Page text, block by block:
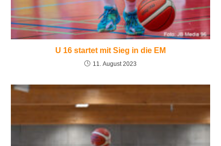
U 16 startet mit Sieg in die EM
11. August 2023